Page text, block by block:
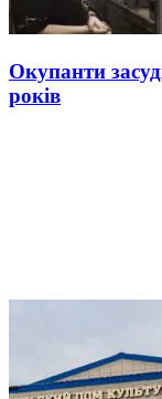
Окупанти
років